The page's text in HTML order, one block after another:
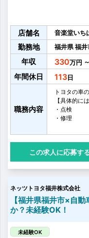
店舗名 音楽堂いち
勤務地 福井県福井
年収 330 ～
年間休日 113
職務内容
トヨタの車
【具体的には
・点検
・修理
・オイル交換
・タイヤ交換
・お客様へ
・お客様へ
・その他整
お客さまに
スを提供す
営業、フロ
門が日頃か
応募す
ネッツトヨタ福井株式会社
【福井県福井市×自
か？未経験OK！
未経験OK